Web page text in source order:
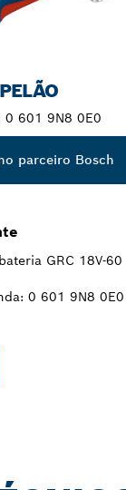
0 601 9N8 0E0
parceiro Bosch
GRC 18V-60
0 601 9N8 0E0